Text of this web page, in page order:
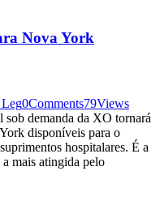
Nova York
0Comments79Views
demanda da XO tornará
disponíveis para o
hospitalares. É a
mais atingida pelo